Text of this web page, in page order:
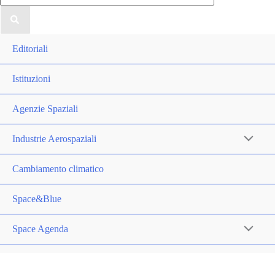
per:
Editoriali
Istituzioni
Agenzie Spaziali
Industrie Aerospaziali
Cambiamento climatico
Space&Blue
Space Agenda